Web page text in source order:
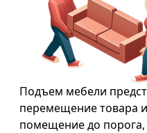
Подъем мебели
перемещение товара
помещение до порога,